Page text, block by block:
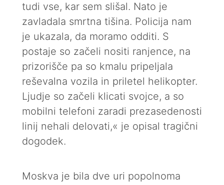
tudi vse, kar sem slišal. Nato je
zavladala smrtna tišina. Policija nam
je ukazala, da moramo odditi. S
postaje so začeli nositi ranjence, na
prizorišče pa so kmalu pripeljala
reševalna vozila in priletel helikopter.
Ljudje so začeli klicati svojce, a so
mobilni telefoni zaradi prezasedenosti
linij nehali delovati,« je opisal tragični
dogodek.
Moskva je bila dve uri popolnoma